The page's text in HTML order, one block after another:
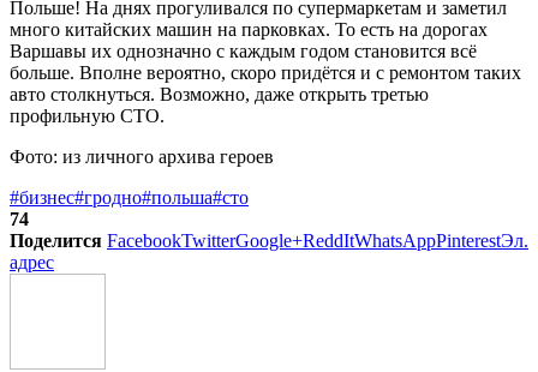
Польше! На днях прогуливался по супермаркетам и заметил
много китайских машин на парковках. То есть на дорогах
Варшавы их однозначно с каждым годом становится всё
больше. Вполне вероятно, скоро придётся и с ремонтом таких
авто столкнуться. Возможно, даже открыть третью
профильную СТО.
Фото: из личного архива героев
#бизнес#гродно#польша#сто
74
Поделится FacebookTwitterGoogle+ReddItWhatsAppPinterestЭл.
адрес